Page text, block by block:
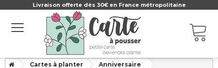
Livraison offerte dès 30€ en France métropolitaine
Cartes à planter
Anniversaire